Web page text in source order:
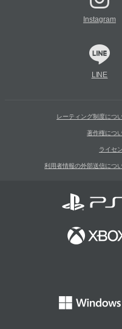
Instagram
LINE
レーティング制度につ
著作権につ
ライセ
利用者情報の外部送信につ